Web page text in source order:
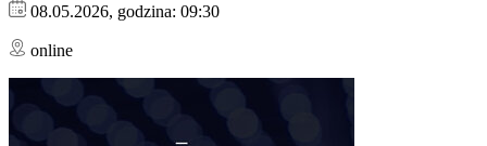
08.05.2026, godzina: 09:30
online